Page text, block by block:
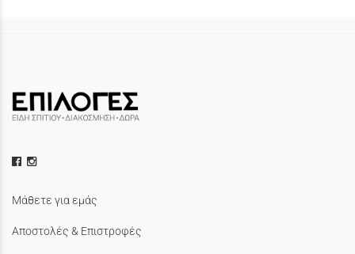
Μάθετε για εμάς
Αποστολές & Επιστροφές